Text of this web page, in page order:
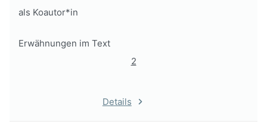
als Koautor*in
Erwähnungen im Text
2
Details